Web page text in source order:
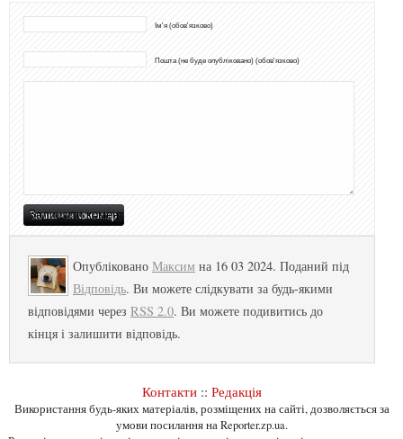
Ім'я (обов'язково)
Пошта (не буде опубліковано) (обов'язково)
Опубліковано Максим на 16 03 2024. Поданий під
Відповідь. Ви можете слідкувати за будь-якими
відповідями через RSS 2.0. Ви можете подивитись до
кінця і залишити відповідь.
Контакти:: Редакція
Використання будь-яких матеріалів, розміщених на сайті, дозволяється за
умови посилання на Reporter.zp.ua.